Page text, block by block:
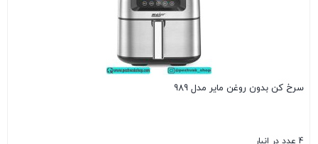
سرخ کن بدون روغن مایر مدل 989
4 عدد در انبار